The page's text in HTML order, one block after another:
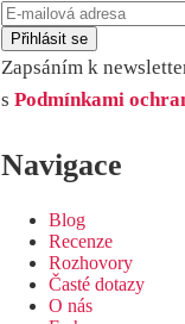
Zapsáním k
s Podmínkami
Navigace
Blog
Recenze
Rozhovory
Časté dotazy
O nás